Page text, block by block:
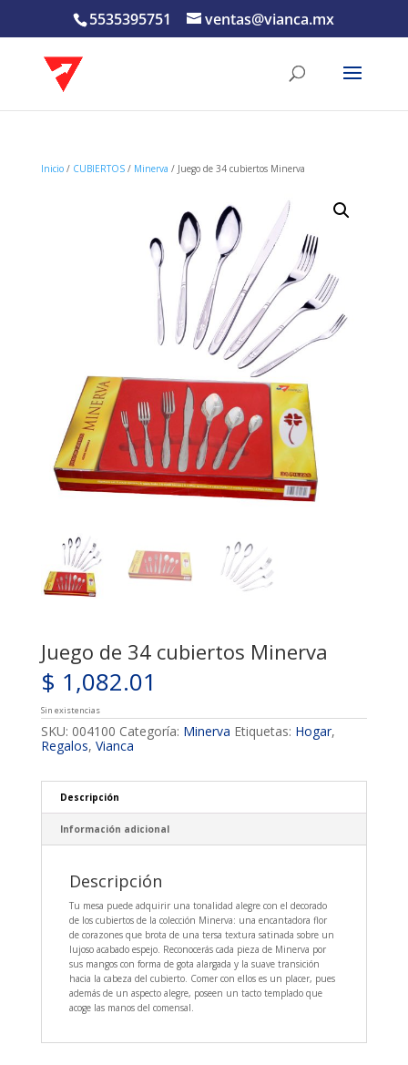
5535395751 ventas@vianca.mx
Inicio/ CUBIERTOS/ Minerva / Juego de 34 cubiertos Minerva
Juego de 34 cubiertos Minerva
$ 1,082.01
Sin existencias
SKU: 004100 Categoría: Minerva Etiquetas: Hogar,
Regalos, Vianca
Descripción
Información adicional
Descripción
Tu mesa puede adquirir una tonalidad alegre con el decorado
de los cubiertos de la colección Minerva: una encantadora flor
de corazones que brota de una tersa textura satinada sobre un
lujoso acabado espejo. Reconocerás cada pieza de Minerva por
sus mangos con forma de gota alargada y la suave transición
hacia la cabeza del cubierto. Comer con ellos es un placer, pues
además de un aspecto alegre, poseen un tacto templado que
acoge las manos del comensal.